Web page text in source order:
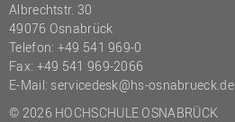
Albrechtstr. 30
49076 Osnabrück
Telefon: +49 541 969-0
Fax: +49 541 969-2066
E-Mail: servicedesk@hs-osnabrueck.de
© 2026 HOCHSCHULE OSNABRÜCK